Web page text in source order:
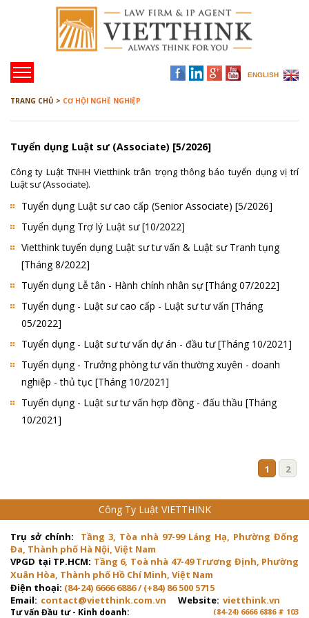
ENGLISH
TRANG CHỦ > CƠ HỘI NGHỀ NGHIỆP
Tuyển dụng Luật sư (Associate) [5/2026]
Công ty Luật TNHH Vietthink trân trọng thông báo tuyển dụng vị trí
Luật sư (Associate).
Tuyển dụng Luật sư cao cấp (Senior Associate) [5/2026]
Tuyển dụng Trợ lý Luật sư [10/2022]
Vietthink tuyển dụng Luật sư tư vấn & Luật sư Tranh tụng
[Tháng 8/2022]
Tuyển dụng Lễ tân - Hành chính nhân sự [Tháng 07/2022]
Tuyển dụng - Luật sư cao cấp - Luật sư tư vấn [Tháng
05/2022]
Tuyển dụng - Luật sư tư vấn dự án - đầu tư [Tháng 10/2021]
Tuyển dụng - Trưởng phòng tư vấn thường xuyên - doanh
nghiệp - thủ tục [Tháng 10/2021]
Tuyển dụng - Luật sư tư vấn hợp đồng - đấu thầu [Tháng
10/2021]
1 2
Công Ty Luật VIETTHINK
Trụ sở chính:
Tầng 3, Tòa nhà 97-99 Láng Hạ, Phường Đống
Đa, Thành phố Hà Nội, Việt Nam
VPGD tại TP.HCM: Tầng 6, Toà nhà 47-49 Trương Định, Phường
Xuân Hòa, Thành phố Hồ Chí Minh, Việt Nam
Điện thoại: (84-24) 6666 6886 / (+84) 86 500 5715
Email: contact@vietthink.com.vn Website: vietthink.vn
Tư vấn Đầu tư - Kinh doanh: (84-24) 6666 6886 # 103